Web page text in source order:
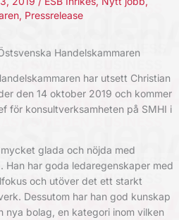
, Pressrelease
Handelskammaren
har utsett Christian
den 14 oktober 2019 och kommer
för konsultverksamheten på SMHI i
glada och nöjda med
Han har goda ledaregenskaper med
och utöver det ett starkt
Dessutom har han god kunskap
nya bolag, en kategori inom vilken